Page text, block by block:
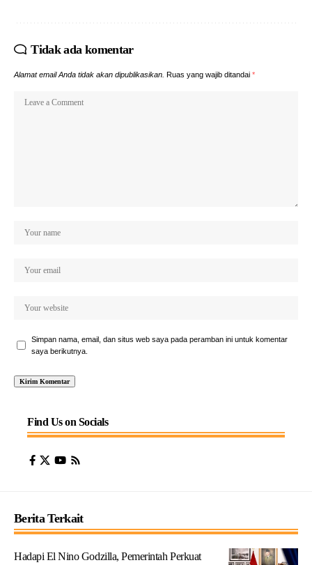
Tidak ada komentar
Alamat email Anda tidak akan dipublikasikan. Ruas yang wajib ditandai *
Simpan nama, email, dan situs web saya pada peramban ini untuk komentar
saya berikutnya.
Find Us on Socials
Berita Terkait
Hadapi El Nino Godzilla, Pemerintah Perkuat